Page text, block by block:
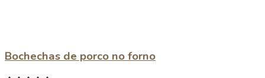
Bochechas de porco no forno